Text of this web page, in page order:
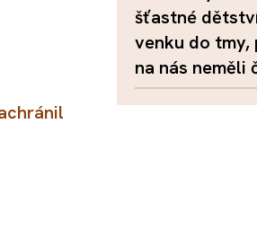
šťastné
venku do tmy,
na nás neměli